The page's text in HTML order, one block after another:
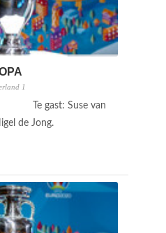
1
Te gast: Suse van
de Jong.